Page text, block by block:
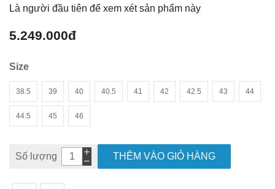
Là người đầu tiên để xem xét sản phẩm này
5.249.000đ
Size
38.5 39 40 40.5 41 42 42.5 43 44
44.5 45 46
Số lượng THÊM VÀO GIỎ HÀNG